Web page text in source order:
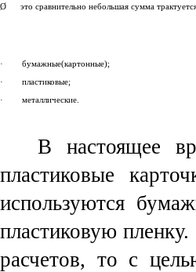
Ø это сравнительно неболь­шая сумма трактуется
· бумажные(картонные);
· пластиковые;
· металлические.
В настоящее
пластиковые
используются
пластиковую
расчетов, то с